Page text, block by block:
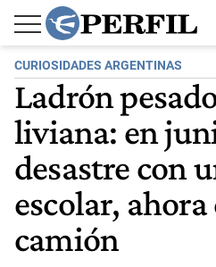
CURIOSIDADES ARGENTINAS
Ladrón
liviana: en
desastre con
escolar,
camión